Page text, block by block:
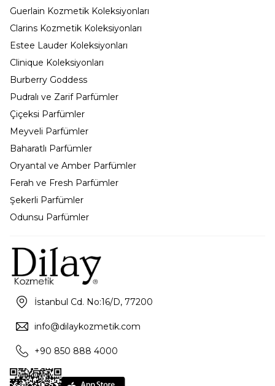
Guerlain Kozmetik Koleksiyonları
Clarins Kozmetik Koleksiyonları
Estee Lauder Koleksiyonları
Clinique Koleksiyonları
Burberry Goddess
Pudralı ve Zarif Parfümler
Çiçeksi Parfümler
Meyveli Parfümler
Baharatlı Parfümler
Oryantal ve Amber Parfümler
Ferah ve Fresh Parfümler
Şekerli Parfümler
Odunsu Parfümler
İstanbul Cd. No:16/D, 77200
info@dilaykozmetik.com
+90 850 888 4000